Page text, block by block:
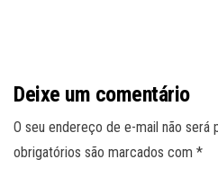
Deixe um comentário
O seu endereço de e-mail não será
obrigatórios são marcados com *